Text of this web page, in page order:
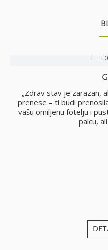
0
„Zdrav stav je zarazan,
prenese – ti budi
vašu omiljenu fotelju i
palcu,